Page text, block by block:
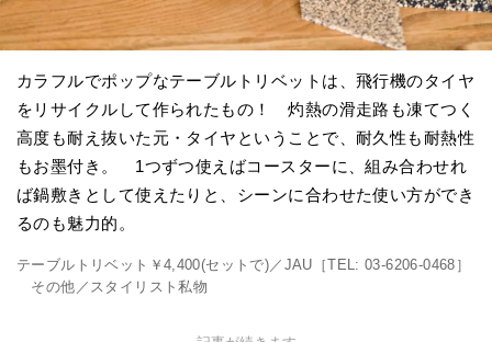
カラフルでポップなテーブルトリベットは、飛行機のタイヤ
をリサイクルして作られたもの！ 灼熱の滑走路も凍てつく
高度も耐え抜いた元・タイヤということで、耐久性も耐熱性
もお墨付き。 1つずつ使えばコースターに、組み合わせれ
ば鍋敷きとして使えたりと、シーンに合わせた使い方ができ
るのも魅力的。
テーブルトリベット￥4,400(セットで)／JAU［TEL: 03-6206-0468］
その他／スタイリスト私物